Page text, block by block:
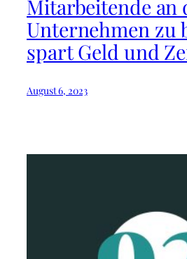
Mitarbeitende an
Unternehmen zu
spart Geld und
August 6, 2023